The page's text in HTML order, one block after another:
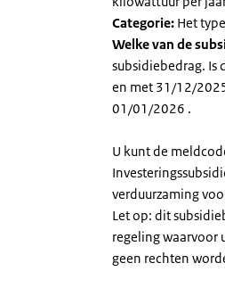
Categorie: Het
Welke van de
subsidiebedrag.
en met 31/12/
01/01/2026 .
U kunt de
verduurzaming
Let op: dit
regeling waarvoor
geen rechten